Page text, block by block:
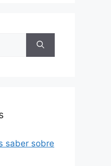
saber sobre